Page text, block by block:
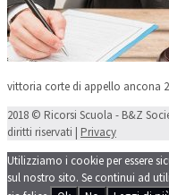
vittoria corte di appello ancona
2018 © Ricorsi Scuola - B&Z
diritti riservati | Privacy
Utilizziamo i cookie per essere
sul nostro sito. Se continui ad